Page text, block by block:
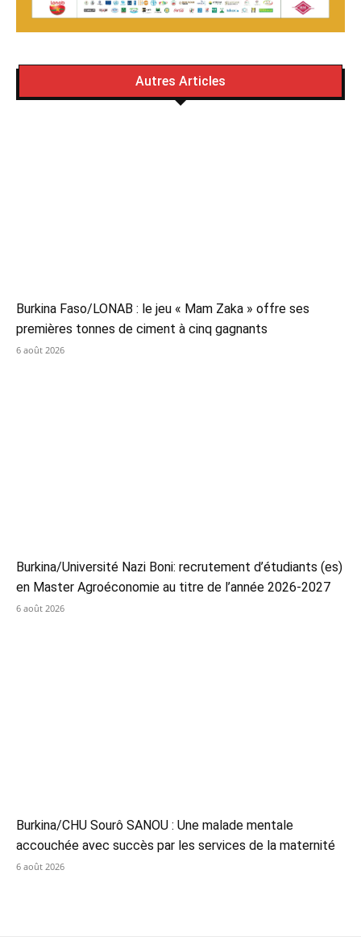
Autres Articles
Burkina Faso/LONAB : le jeu « Mam Zaka » offre ses
premières tonnes de ciment à cinq gagnants
6 août 2026
Burkina/Université Nazi Boni: recrutement d’étudiants (es)
en Master Agroéconomie au titre de l’année 2026-2027
6 août 2026
Burkina/CHU Sourô SANOU : Une malade mentale
accouchée avec succès par les services de la maternité
6 août 2026